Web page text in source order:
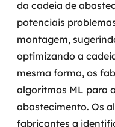
da cadeia de
potenciais
montagem,
optimizando a
mesma forma, os
algoritmos ML para
abastecimento. Os
fabricantes a